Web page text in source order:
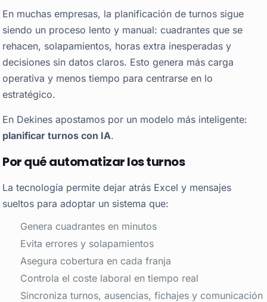
En muchas empresas, la planificación de turnos sigue
siendo un proceso lento y manual: cuadrantes que se
rehacen, solapamientos, horas extra inesperadas y
decisiones sin datos claros. Esto genera más carga
operativa y menos tiempo para centrarse en lo
estratégico.
En Dekines apostamos por un modelo más inteligente:
planificar turnos con IA.
Por qué automatizar los turnos
La tecnología permite dejar atrás Excel y mensajes
sueltos para adoptar un sistema que:
Genera cuadrantes en minutos
Evita errores y solapamientos
Asegura cobertura en cada franja
Controla el coste laboral en tiempo real
Sincroniza turnos, ausencias, fichajes y comunicación